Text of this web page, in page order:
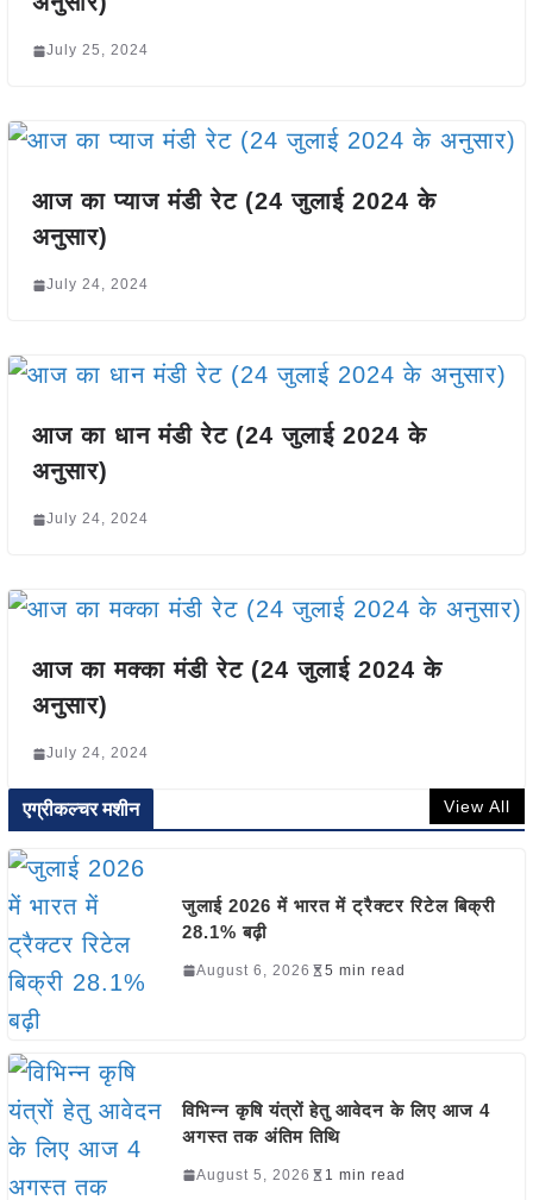
July 25, 2024
आज का प्याज मंडी रेट (24 जुलाई 2024 के
अनुसार)
July 24, 2024
आज का धान मंडी रेट (24 जुलाई 2024 के
अनुसार)
July 24, 2024
आज का मक्का मंडी रेट (24 जुलाई 2024 के
अनुसार)
July 24, 2024
एग्रीकल्चर मशीन View All
जुलाई 2026 में भारत में ट्रैक्टर रिटेल बिक्री
28.1% बढ़ी
August 6, 2026 5 min read
विभिन्न कृषि यंत्रों हेतु आवेदन के लिए आज 4
अगस्त तक अंतिम तिथि
August 5, 2026 1 min read